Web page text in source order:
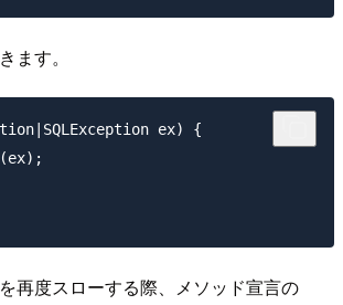
ます。
ex) {
再度スローする際、メソッド宣言の